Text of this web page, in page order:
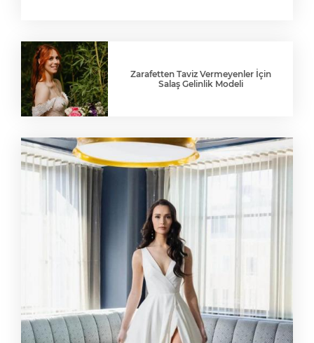
Zarafetten Taviz Vermeyenler İçin
Salaş Gelinlik Modeli